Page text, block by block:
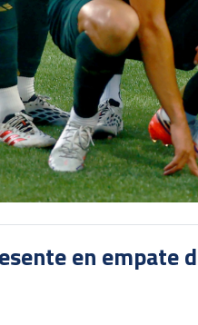
en empate